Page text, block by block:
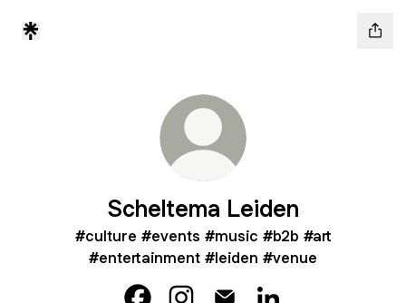
Scheltema Leiden
#culture #events #music #b2b #art
#entertainment #leiden #venue